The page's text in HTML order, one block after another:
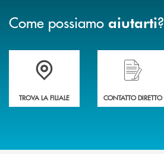
Come possiamo aiutarti?
Accedi all' elenco completo delle filiali .
TROVA LA FILIALE
Hai bisogno di
CONTATTO DIRETTO